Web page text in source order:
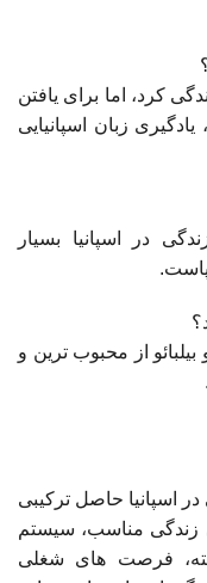
کرد، اما برای یافتن
زبان اسپانیایی
در اسپانیا بسیار
بیلبائو از محبوب ترین و
اسپانیا حاصل ترکیبی
زندگی مناسب، سیستم
فرصت های شغلی